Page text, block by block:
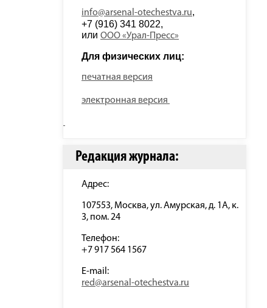
info@arsenal-otechestva.ru,
+7 (916) 341 8022,
или ООО «Урал-Пресс»
Для физических лиц:
печатная версия
электронная версия
Редакция журнала:
Адрес:
107553, Москва, ул. Амурская, д. 1А, к.
3, пом. 24
Телефон:
+7 917 564 1567
E-mail:
red@arsenal-otechestva.ru